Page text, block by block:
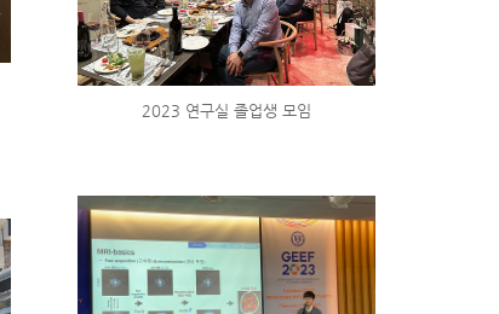
2023 연구실 졸업생 모임